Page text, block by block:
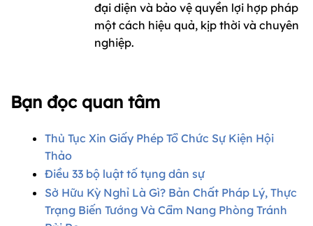
đại diện và bảo vệ quyền lợi hợp pháp
một cách hiệu quả, kịp thời và chuyên
nghiệp.
Bạn đọc quan tâm
Thủ Tục Xin Giấy Phép Tổ Chức Sự Kiện Hội
Thảo
Điều 33 bộ luật tố tụng dân sự​
Sở Hữu Kỳ Nghỉ Là Gì? Bản Chất Pháp Lý, Thực
Trạng Biến Tướng Và Cẩm Nang Phòng Tránh